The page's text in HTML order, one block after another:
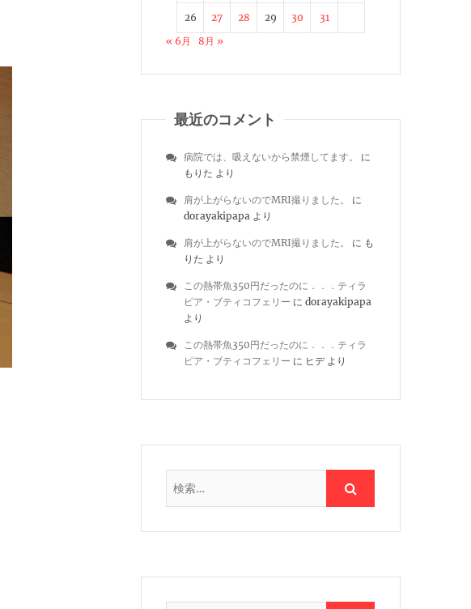
26 27 28 29 30
31
« 6月
8月 »
最近のコメント
病院では、吸えないから禁煙してます。
に
もりた より
肩が上がらないのでMRI撮りました。
に
dorayakipapa より
肩が上がらないのでMRI撮りました。 に も
りた より
この熱帯魚350円だったのに．．．ティラ
ピア・ブティコフェリー に dorayakipapa
より
この熱帯魚350円だったのに．．．ティラ
ピア・ブティコフェリー に ヒデより